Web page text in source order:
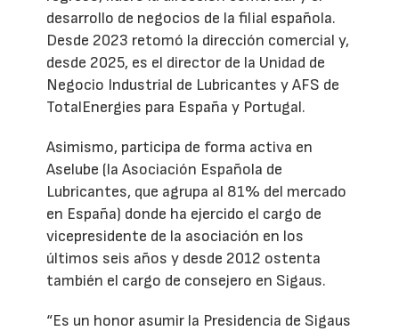
desarrollo de negocios de la filial española.
Desde 2023 retomó la dirección comercial y,
desde 2025, es el director de la Unidad de
Negocio Industrial de Lubricantes y AFS de
TotalEnergies para España y Portugal.
Asimismo, participa de forma activa en
Aselube (la Asociación Española de
Lubricantes, que agrupa al 81% del mercado
en España) donde ha ejercido el cargo de
vicepresidente de la asociación en los
últimos seis años y desde 2012 ostenta
también el cargo de consejero en Sigaus.
“Es un honor asumir la Presidencia de Sigaus